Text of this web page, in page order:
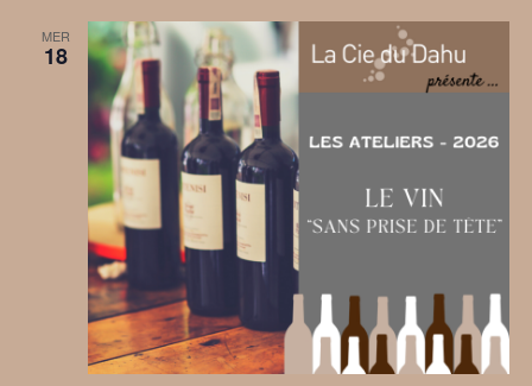
MER
18